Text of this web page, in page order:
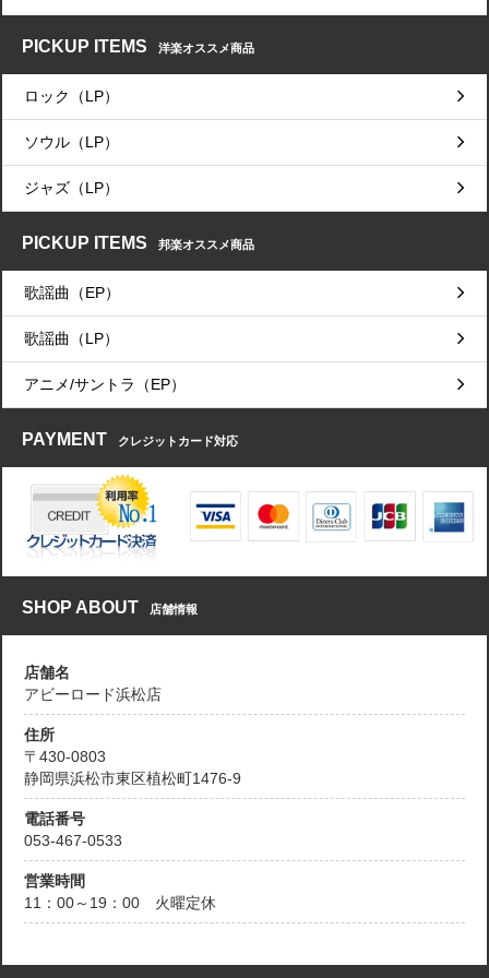
PICKUP ITEMS 洋楽オススメ商品
ロック（LP）
ソウル（LP）
ジャズ（LP）
PICKUP ITEMS 邦楽オススメ商品
歌謡曲（EP）
歌謡曲（LP）
アニメ/サントラ（EP）
PAYMENT クレジットカード対応
SHOP ABOUT 店舗情報
店舗名
アビーロード浜松店
住所
〒430-0803
静岡県浜松市東区植松町1476-9
電話番号
053-467-0533
営業時間
11：00～19：00 火曜定休